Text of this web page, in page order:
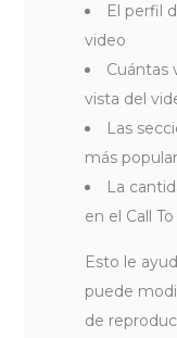
El perfil
video
Cuántas
vista del
Las
más
La
en el Call
Esto le
puede
de